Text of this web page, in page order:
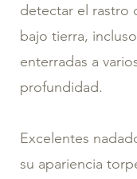
detectar el rastro
bajo tierra,
enterradas a
profundidad.
Excelentes
su apariencia